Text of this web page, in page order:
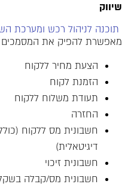
שיווק
תוכנה לניהול רכש ומערכת
מאפשרת להפיק את המסמכים
הצעת מחיר ללקוח
הזמנת לקוח
תעודת משלוח ללקוח
החזרה
חשבונית מס ללקוח
דיגיטאלית)
חשבונית זיכוי
חשבונית מס/קבלה